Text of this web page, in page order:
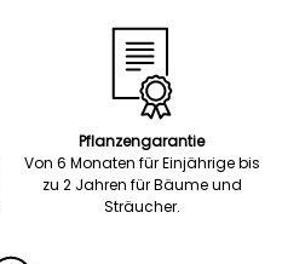
Pflanzengarantie
Von 6 Monaten für Einjährige bis
zu 2 Jahren für Bäume und
Sträucher.